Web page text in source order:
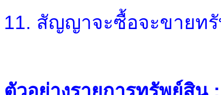
11. สัญญาจะซื้อจะขายท
ตัวอย่างรายการทรัพย์สิน :